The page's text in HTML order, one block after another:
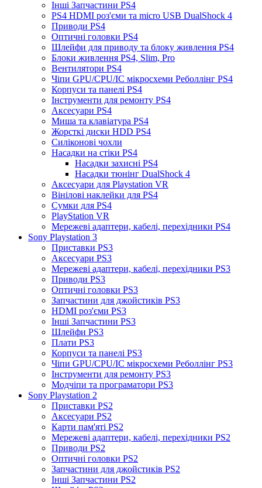
Інші Запчастини PS4
PS4 HDMI роз'єми та micro USB DualShock 4
Приводи PS4
Оптичні головки PS4
Шлейфи для приводу та блоку живлення PS4
Блоки живлення PS4, Slim, Pro
Вентилятори PS4
Чіпи GPU/CPU/IC мікросхеми Реболлінг PS4
Корпуси та панелі PS4
Інструменти для ремонту PS4
Аксесуари PS4
Миша та клавіатура PS4
Жорсткі диски HDD PS4
Силіконові чохли
Насадки на стіки PS4
Насадки захисні PS4
Насадки тюнінг DualShock 4
Аксесуари для Playstation VR
Вінілові наклейки для PS4
Сумки для PS4
PlayStation VR
Мережеві адаптери, кабелі, перехідники PS4
Sony Playstation 3
Приставки PS3
Аксесуари PS3
Мережеві адаптери, кабелі, перехідники PS3
Приводи PS3
Оптичні головки PS3
Запчастини для джойстиків PS3
HDMI роз'єми PS3
Інші Запчастини PS3
Шлейфи PS3
Плати PS3
Корпуси та панелі PS3
Чіпи GPU/CPU/IC мікросхеми Реболлінг PS3
Інструменти для ремонту PS3
Модчіпи та програматори PS3
Sony Playstation 2
Приставки PS2
Аксесуари PS2
Карти пам'яті PS2
Мережеві адаптери, кабелі, перехідники PS2
Приводи PS2
Оптичні головки PS2
Запчастини для джойстиків PS2
Інші Запчастини PS2